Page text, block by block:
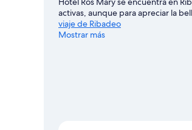
activas, aunque para apreciar la
viaje de Ribadeo
Mostrar más